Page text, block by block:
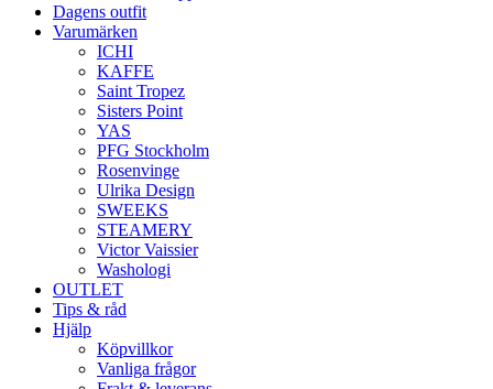
Dagens outfit
Varumärken
ICHI
KAFFE
Saint Tropez
Sisters Point
YAS
PFG Stockholm
Rosenvinge
Ulrika Design
SWEEKS
STEAMERY
Victor Vaissier
Washologi
OUTLET
Tips & råd
Hjälp
Köpvillkor
Vanliga frågor